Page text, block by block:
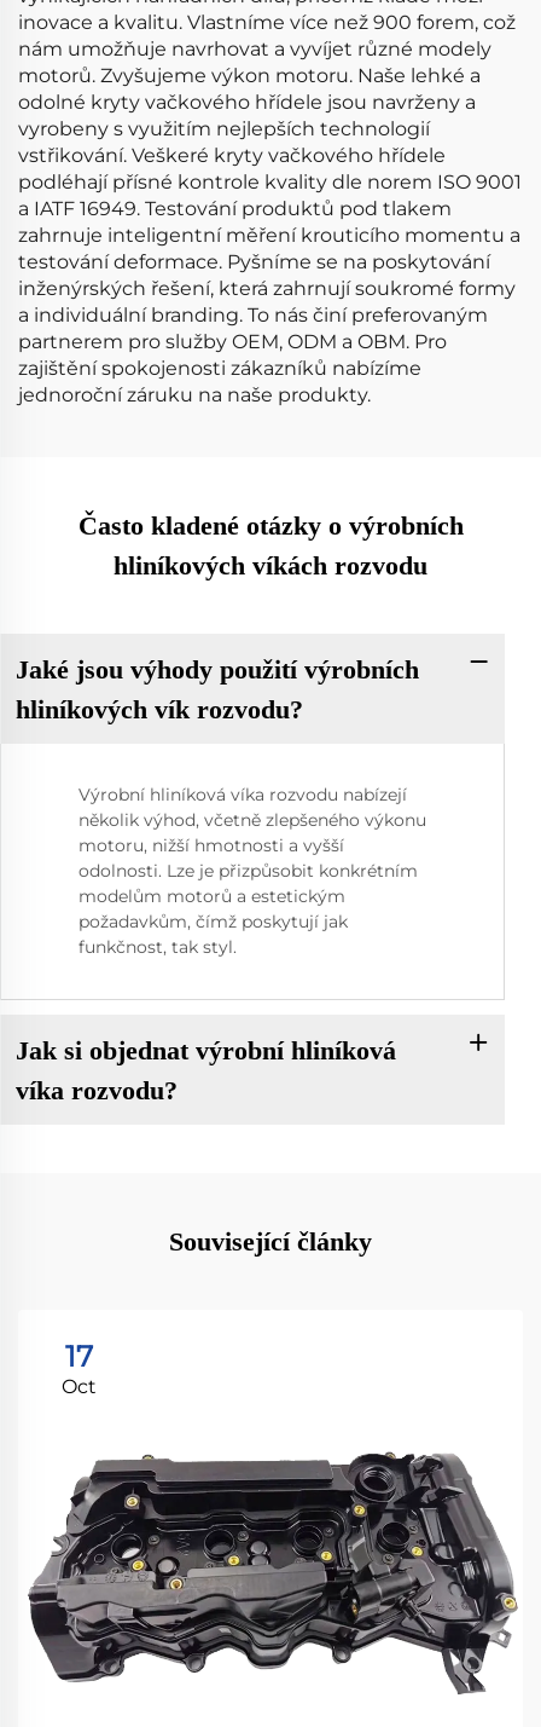
inovace a kvalitu. Vlastníme více než 900 forem, což
nám umožňuje navrhovat a vyvíjet různé modely
motorů. Zvyšujeme výkon motoru. Naše lehké a
odolné kryty vačkového hřídele jsou navrženy a
vyrobeny s využitím nejlepších technologií
vstřikování. Veškeré kryty vačkového hřídele
podléhají přísné kontrole kvality dle norem ISO 9001
a IATF 16949. Testování produktů pod tlakem
zahrnuje inteligentní měření krouticího momentu a
testování deformace. Pyšníme se na poskytování
inženýrských řešení, která zahrnují soukromé formy
a individuální branding. To nás činí preferovaným
partnerem pro služby OEM, ODM a OBM. Pro
zajištění spokojenosti zákazníků nabízíme
jednoroční záruku na naše produkty.
Často kladené otázky o výrobních
hliníkových víkách rozvodu
Jaké jsou výhody použití výrobních
hliníkových vík rozvodu?
Výrobní hliníková víka rozvodu nabízejí
několik výhod, včetně zlepšeného výkonu
motoru, nižší hmotnosti a vyšší
odolnosti. Lze je přizpůsobit konkrétním
modelům motorů a estetickým
požadavkům, čímž poskytují jak
funkčnost, tak styl.
Jak si objednat výrobní hliníková
víka rozvodu?
Související články
17
Oct